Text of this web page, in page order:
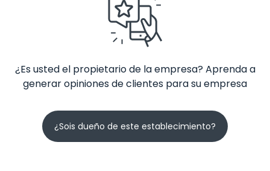
¿Es usted el propietario de la empresa? Aprenda a
generar opiniones de clientes para su empresa
¿Sois dueño de este establecimiento?